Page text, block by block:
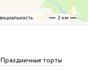
Праздничные торты